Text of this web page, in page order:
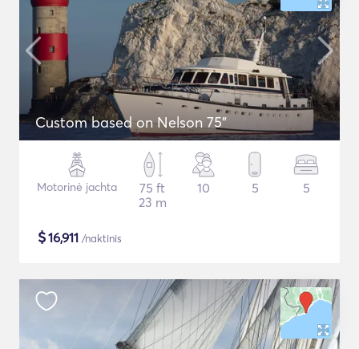
Custom based on Nelson 75"
Motorinė jachta
75 ft
23 m
10 5 5
$16,911 /naktinis